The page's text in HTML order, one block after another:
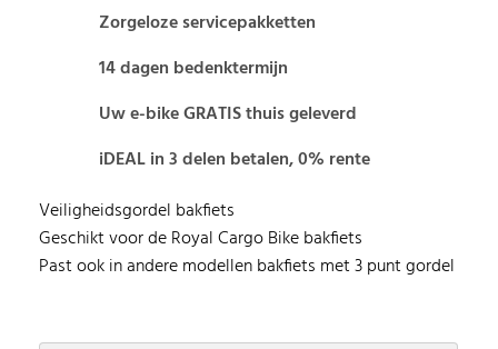
Zorgeloze servicepakketten
14 dagen bedenktermijn
Uw e-bike GRATIS thuis geleverd
iDEAL in 3 delen betalen, 0% rente
Veiligheidsgordel bakfiets
Geschikt voor de Royal Cargo Bike bakfiets
Past ook in andere modellen bakfiets met 3 punt gordel